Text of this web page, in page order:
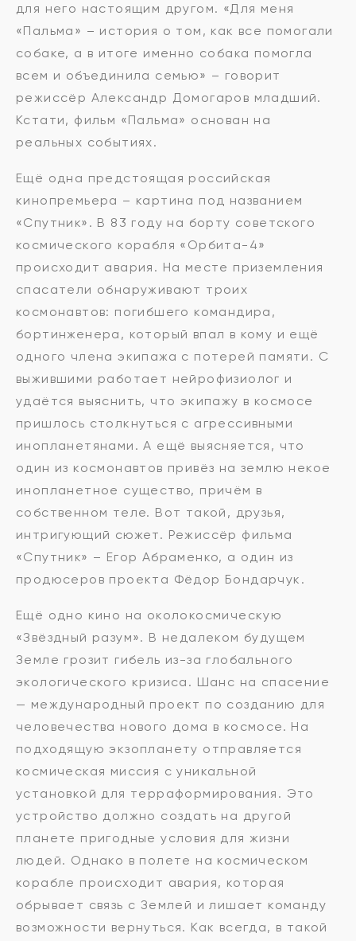
для него настоящим другом. «Для меня
«Пальма» – история о том, как все помогали
собаке, а в итоге именно собака помогла
всем и объединила семью» – говорит
режиссёр Александр Домогаров младший.
Кстати, фильм «Пальма» основан на
реальных событиях.
Ещё одна предстоящая российская
кинопремьера – картина под названием
«Спутник». В 83 году на борту советского
космического корабля «Орбита-4»
происходит авария. На месте приземления
спасатели обнаруживают троих
космонавтов: погибшего командира,
бортинженера, который впал в кому и ещё
одного члена экипажа с потерей памяти. С
выжившими работает нейрофизиолог и
удаётся выяснить, что экипажу в космосе
пришлось столкнуться с агрессивными
инопланетянами. А ещё выясняется, что
один из космонавтов привёз на землю некое
инопланетное существо, причём в
собственном теле. Вот такой, друзья,
интригующий сюжет. Режиссёр фильма
«Спутник» – Егор Абраменко, а один из
продюсеров проекта Фёдор Бондарчук.
Ещё одно кино на околокосмическую
«Звёздный разум». В недалеком будущем
Земле грозит гибель из-за глобального
экологического кризиса. Шанс на спасение
— международный проект по созданию для
человечества нового дома в космосе. На
подходящую экзопланету отправляется
космическая миссия с уникальной
установкой для терраформирования. Это
устройство должно создать на другой
планете пригодные условия для жизни
людей. Однако в полете на космическом
корабле происходит авария, которая
обрывает связь с Землей и лишает команду
возможности вернуться. Как всегда, в такой